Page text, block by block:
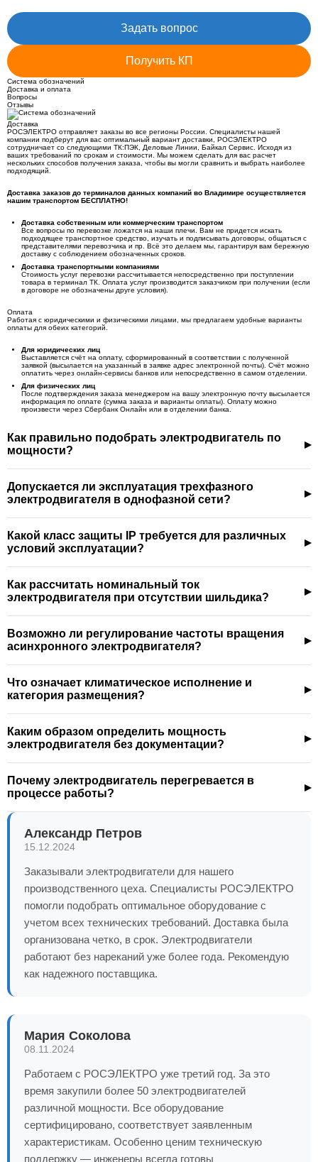
Задать вопрос
Получить КП
Система обозначений
Доставка и оплата
Вопросы
Отзывы
Доставка
РОСЭЛЕКТРО отправляет заказы во все регионы России. Специалисты нашей
компании подберут для вас оптимальный вариант доставки, РОСЭЛЕКТРО
сотрудничает со следующими ТК:ПЭК, Деловые Линии, Байкал Сервис. Исходя из
ваших требований по срокам и стоимости. Мы можем сделать для вас расчет
нескольких способов получения заказа, чтобы вы могли сравнить и выбрать наиболее
подходящий.
Доставка заказов до терминалов данных компаний во Владимире осуществляется
нашим транспортом БЕСПЛАТНО!
Доставка собственным или коммерческим транспортом
Все вопросы по перевозке ложатся на наши плечи. Вам не придется искать
подходящее транспортное средство, изучать и подписывать договоры, общаться с
представителями перевозчика и пр. Всё это делаем мы, гарантируя вам бережную
доставку с соблюдением обозначенных сроков.
Доставка транспортными компаниями
Стоимость услуг перевозки рассчитывается непосредственно при поступлении
товара в терминал ТК. Оплата услуг производится заказчиком при получении (если
в договоре не обозначены друге условия).
Оплата
Работая с юридическими и физическими лицами, мы предлагаем удобные варианты
оплаты для обеих категорий.
Для юридических лиц
Выставляется счёт на оплату, сформированный в соответствии с полученной
заявкой (высылается на указанный в заявке адрес электронной почты). Счёт можно
оплатить через онлайн-сервисы банков или непосредственно в самом отделении.
Для физических лиц
После подтверждения заказа менеджером на вашу электронную почту высылается
информация по оплате (сумма заказа и варианты оплаты). Оплату можно
произвести через Сбербанк Онлайн или в отделении банка.
Как правильно подобрать электродвигатель по
мощности?
Допускается ли эксплуатация трехфазного
электродвигателя в однофазной сети?
Какой класс защиты IP требуется для различных
условий эксплуатации?
Как рассчитать номинальный ток
электродвигателя при отсутствии шильдика?
Возможно ли регулирование частоты вращения
асинхронного электродвигателя?
Что означает климатическое исполнение и
категория размещения?
Каким образом определить мощность
электродвигателя без документации?
Почему электродвигатель перегревается в
процессе работы?
Александр Петров
15.12.2024
Заказывали электродвигатели для нашего
производственного цеха. Специалисты РОСЭЛЕКТРО
помогли подобрать оптимальное оборудование с
учетом всех технических требований. Доставка была
организована четко, в срок. Электродвигатели
работают без нареканий уже более года. Рекомендую
как надежного поставщика.
Мария Соколова
08.11.2024
Работаем с РОСЭЛЕКТРО уже третий год. За это
время закупили более 50 электродвигателей
различной мощности. Все оборудование
сертифицировано, соответствует заявленным
характеристикам. Особенно ценим техническую
поддержку — инженеры всегда готовы